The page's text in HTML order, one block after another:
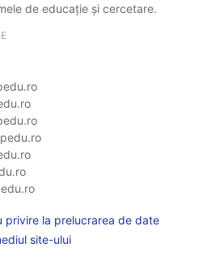
de educație și cercetare.
privire la prelucrarea de date
site-ului